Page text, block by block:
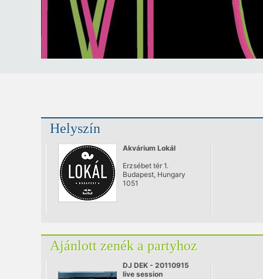
Helyszín
Akvárium Lokál
Erzsébet tér 1.
Budapest, Hungary
1051
Ajánlott zenék a partyhoz
DJ DEK - 20110915
live session